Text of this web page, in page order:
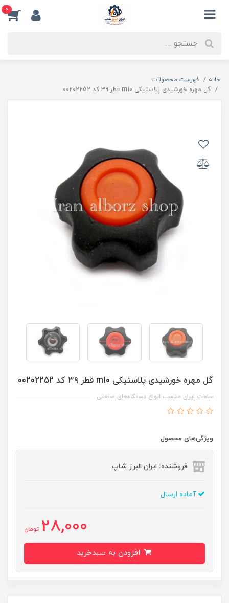
0
خانه
فهرست محصولات
گل مهره خورشیدی پلاستیکی m10 قطر ۳۹ کد 00202252
گل مهره خورشیدی پلاستیکی m10 قطر ۳۹ کد 00202252
ساخت ایران مناسب انواع دستگاه‌های صنعتی
ویژگی‌های محصول
فروشنده: ایران البرز شاپ
آماده ارسال
28,000 تومان